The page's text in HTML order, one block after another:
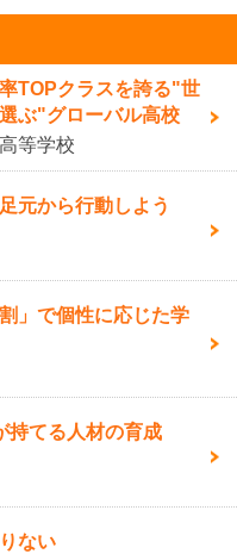
TOPクラスを誇る"世
ぶ"グローバル高校
等学校
元から行動しよう
」で個性に応じた学
持てる人材の育成
ない